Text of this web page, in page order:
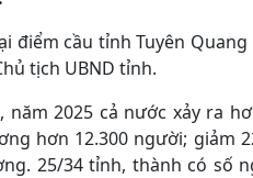
điểm cầu tỉnh Tuyên
tịch UBND tỉnh.
năm 2025 cả nước xảy ra
hơn 12.300 người; giảm
25/34 tỉnh, thành có số